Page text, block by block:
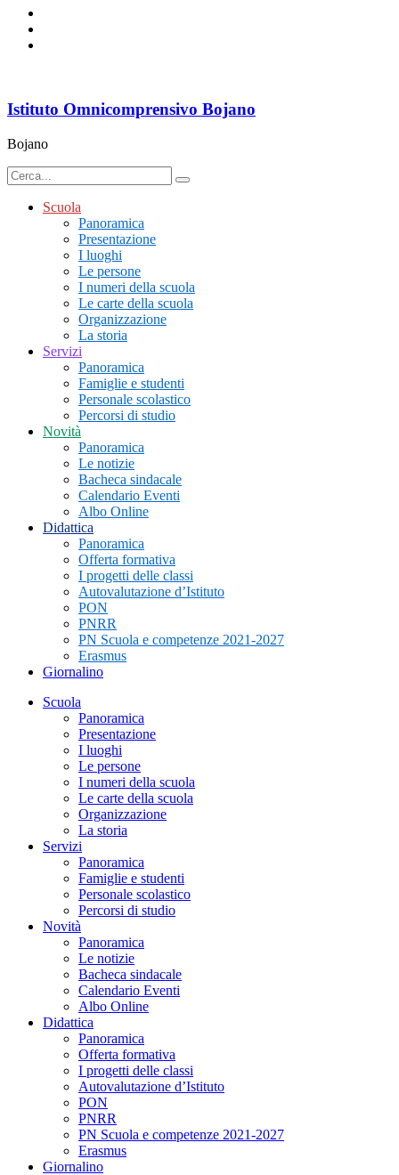
Istituto Omnicomprensivo Bojano
Bojano
Scuola
Panoramica
Presentazione
I luoghi
Le persone
I numeri della scuola
Le carte della scuola
Organizzazione
La storia
Servizi
Panoramica
Famiglie e studenti
Personale scolastico
Percorsi di studio
Novità
Panoramica
Le notizie
Bacheca sindacale
Calendario Eventi
Albo Online
Didattica
Panoramica
Offerta formativa
I progetti delle classi
Autovalutazione d’Istituto
PON
PNRR
PN Scuola e competenze 2021-2027
Erasmus
Giornalino
Scuola
Panoramica
Presentazione
I luoghi
Le persone
I numeri della scuola
Le carte della scuola
Organizzazione
La storia
Servizi
Panoramica
Famiglie e studenti
Personale scolastico
Percorsi di studio
Novità
Panoramica
Le notizie
Bacheca sindacale
Calendario Eventi
Albo Online
Didattica
Panoramica
Offerta formativa
I progetti delle classi
Autovalutazione d’Istituto
PON
PNRR
PN Scuola e competenze 2021-2027
Erasmus
Giornalino